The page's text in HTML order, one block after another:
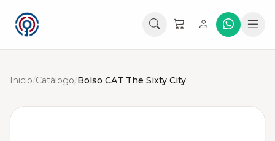
Inicio/Catálogo/Bolso CAT The Sixty City